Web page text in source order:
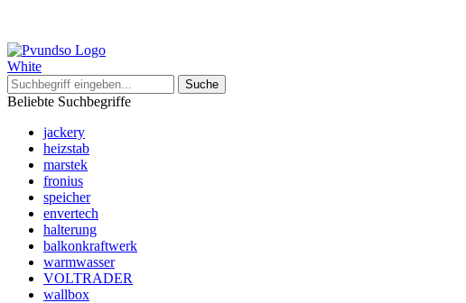
Suche
Beliebte Suchbegriffe
jackery
heizstab
marstek
fronius
speicher
envertech
halterung
balkonkraftwerk
warmwasser
VOLTRADER
wallbox